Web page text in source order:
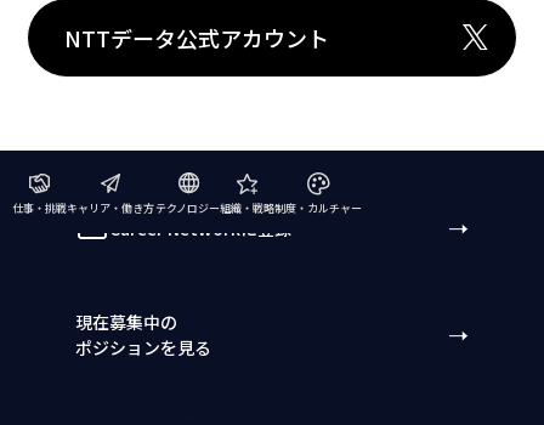
NTTデータ公式アカウント
仕事・挑戦キャリア・働き方テクノロジー組織・戦略制度・カルチャー
Career Networkに登録
現在募集中の
ポジションを見る